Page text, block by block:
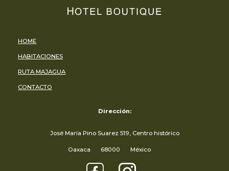
HOME
HABITACIONES
RUTA MAJAGUA
CONTACTO
Dirección:
José María Pino Suarez 519, Centro histórico
Oaxaca 68000 México